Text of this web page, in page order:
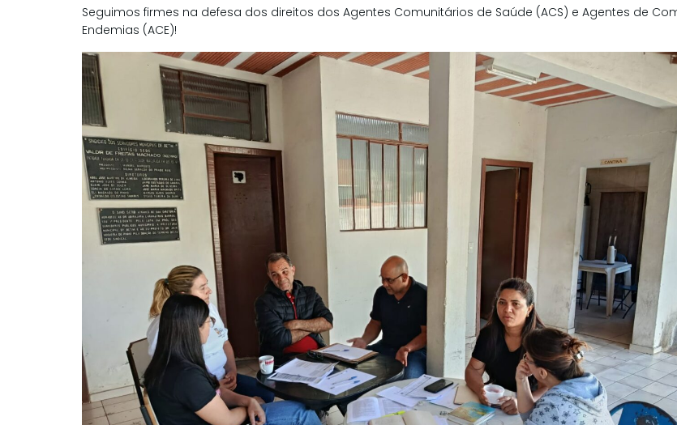
Seguimos firmes na defesa dos direitos dos Agentes Comunitários de Saúde (ACS) e Agentes de
Endemias (ACE)!